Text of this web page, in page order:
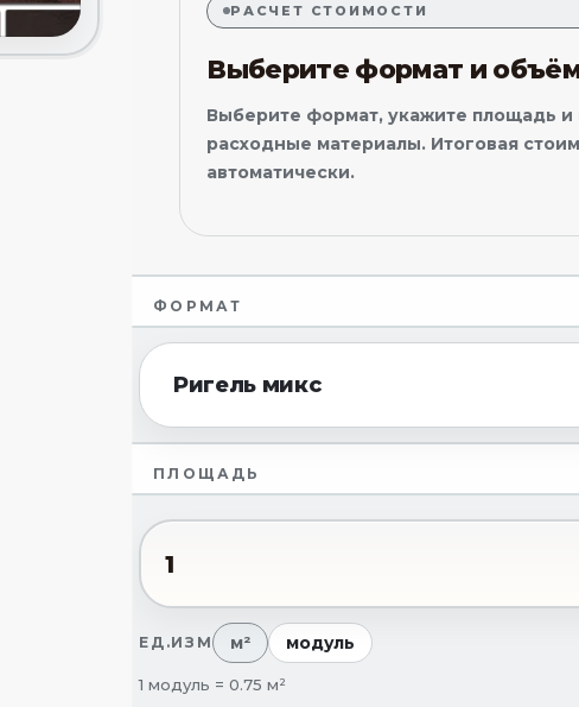
РАСЧЕТ СТОИМОСТИ
Выберите формат и
Выберите формат, укажите площадь и
расходные материалы. Итоговая
автоматически.
ФОРМАТ
Ригель микс
ПЛОЩАДЬ
ЕД.ИЗМ м² модуль
1 модуль = 0.75 м²